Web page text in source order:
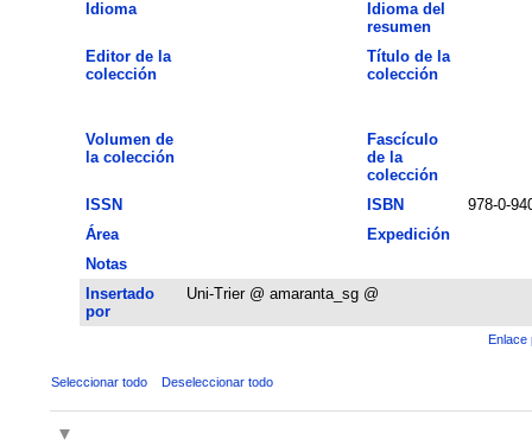
Idioma
Idioma del
resumen
Editor de la
colección
Título de la
colección
Volumen de
la colección
Fascículo
de la
colección
ISSN
ISBN
978-0-
Área
Expedición
Notas
Insertado
por
Uni-Trier @ amaranta_sg @
Enlace
Seleccionar todo Deseleccionar todo